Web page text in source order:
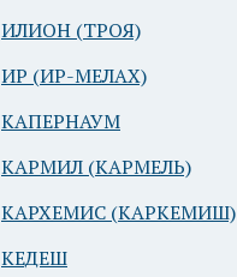
ИЛИОН (ТРОЯ)
ИР (ИР-МЕЛАХ)
КАПЕРНАУМ
КАРМИЛ (КАРМЕЛЬ)
КАРХЕМИС (КАРКЕМИШ)
КЕДЕШ